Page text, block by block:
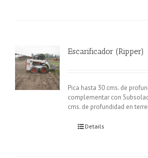
Escarificador (Ripper)
Pica hasta 30 cms. de
complementar con
cms. de profundidad en
Details